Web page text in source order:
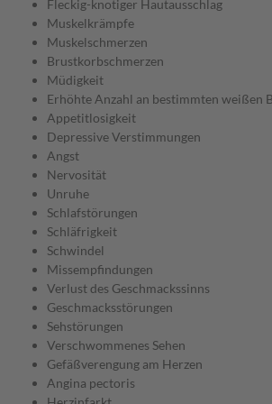
Fleckig-knotiger Hautausschlag
Muskelkrämpfe
Muskelschmerzen
Brustkorbschmerzen
Müdigkeit
Erhöhte Anzahl an bestimmten weißen
Appetitlosigkeit
Depressive Verstimmungen
Angst
Nervosität
Unruhe
Schlafstörungen
Schläfrigkeit
Schwindel
Missempfindungen
Verlust des Geschmackssinns
Geschmacksstörungen
Sehstörungen
Verschwommenes Sehen
Gefäßverengung am Herzen
Angina pectoris